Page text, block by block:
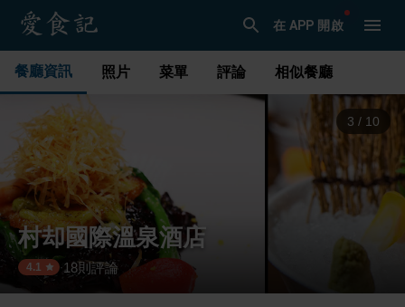
在 APP 開啟
餐廳資訊 照片 菜單 評論 相似餐廳
3 / 10
村却國際溫泉酒店
4.1 ·18則評論